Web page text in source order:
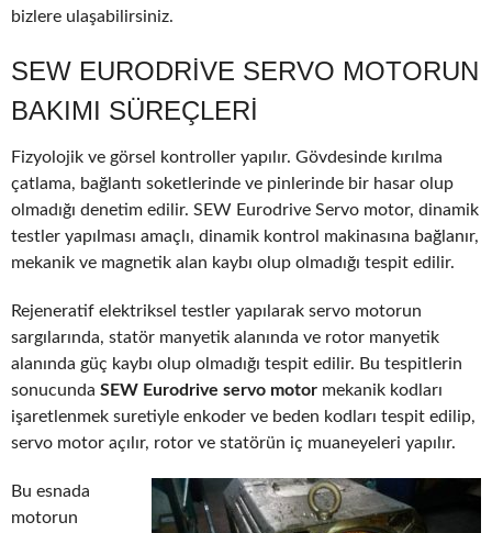
bizlere ulaşabilirsiniz.
SEW EURODRIVE SERVO MOTORUN
BAKIMI SÜREÇLERI
Fizyolojik ve görsel kontroller yapılır. Gövdesinde kırılma
çatlama, bağlantı soketlerinde ve pinlerinde bir hasar olup
olmadığı denetim edilir. SEW Eurodrive Servo motor, dinamik
testler yapılması amaçlı, dinamik kontrol makinasına bağlanır,
mekanik ve magnetik alan kaybı olup olmadığı tespit edilir.
Rejeneratif elektriksel testler yapılarak servo motorun
sargılarında, statör manyetik alanında ve rotor manyetik
alanında güç kaybı olup olmadığı tespit edilir. Bu tespitlerin
sonucunda SEW Eurodrive servo motor mekanik kodları
işaretlenmek suretiyle enkoder ve beden kodları tespit edilip,
servo motor açılır, rotor ve statörün iç muaneyeleri yapılır.
Bu esnada
motorun